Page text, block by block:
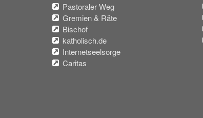
Pastoraler Weg
Gremien & Räte
Bischof
katholisch.de
Internetseelsorge
Caritas